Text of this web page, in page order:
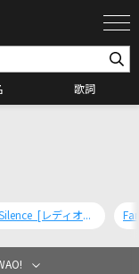
歌詞
Radio Silence [レディオ・サイレンス]